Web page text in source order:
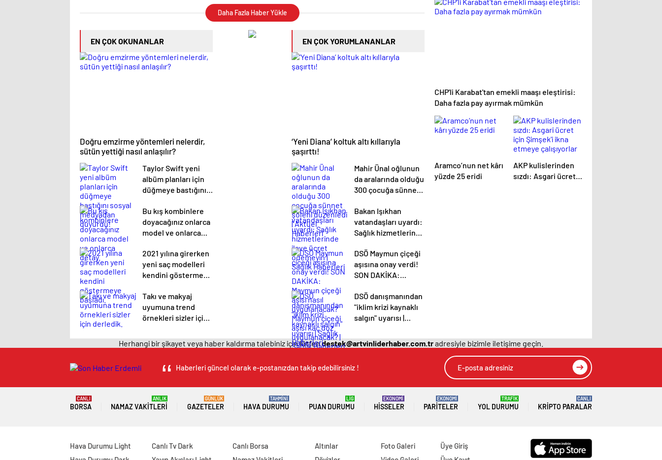
Daha Fazla Haber Yükle
EN ÇOK OKUNANLAR
Doğru emzirme yöntemleri nelerdir,
sütün yettiği nasıl anlaşılır?
Taylor Swift yeni
albüm planları için
düğmeye bastığını
duyurdu!
Bu kış kombinlere
doyacağınız onlarca
model ve onlarca
2021 yılına girerken
yeni saç modelleri
kendini göstermeye
Takı ve makyaj
uyumuna trend
örnekleri sizler için
EN ÇOK YORUMLANANLAR
‘Yeni Diana’ koltuk altı kıllarıyla
şaşırttı!
Mahir Ünal oğlunun
da aralarında olduğu
300 çocuğa sünnet
Aktüel Haberleri
Bakan Işıkhan
vatandaşları uyardı:
Sağlık hizmetlerinde
ödemeyin | Sağlık
Haberleri
DSÖ Maymun çiçeği
aşısına onay verdi!
SON DAKİKA:
nasıl uygulanacak?
Maymun çiçeği aşısı
kaç doz
Sağlık Haberleri
DSÖ danışmanından
"iklim krizi kaynaklı
salgın" uyarısı |
CHP'li Karabat'tan emekli maaşı eleştirisi:
Daha fazla pay ayırmak mümkün
Aramco’nun net kârı
yüzde 25 eridi
AKP kulislerinden
sızdı: Asgari ücret
Herhangi bir şikayet veya haber kaldırma talebiniz için lütfendestek@artvinliderhaber.com.tradresiyle bizimle iletişime geçin.
Haberleri güncel olarak e-postanızdan takip edebilirsiniz !
BORSA
CANLI
NAMAZ VAKITLERI
ANLIK
GAZETELER
GÜNLÜK
HAVA DURUMU
TAHMİNİ
PUAN DURUMU
LİG
HISSELER
EKONOMİ
PARITELER
EKONOMİ
YOL DURUMU
TRAFİK
KRIPTO PARALAR
CANLI
Hava Durumu Light
Canlı Tv Dark
Canlı Borsa
Altınlar
Foto Galeri
Üye Giriş